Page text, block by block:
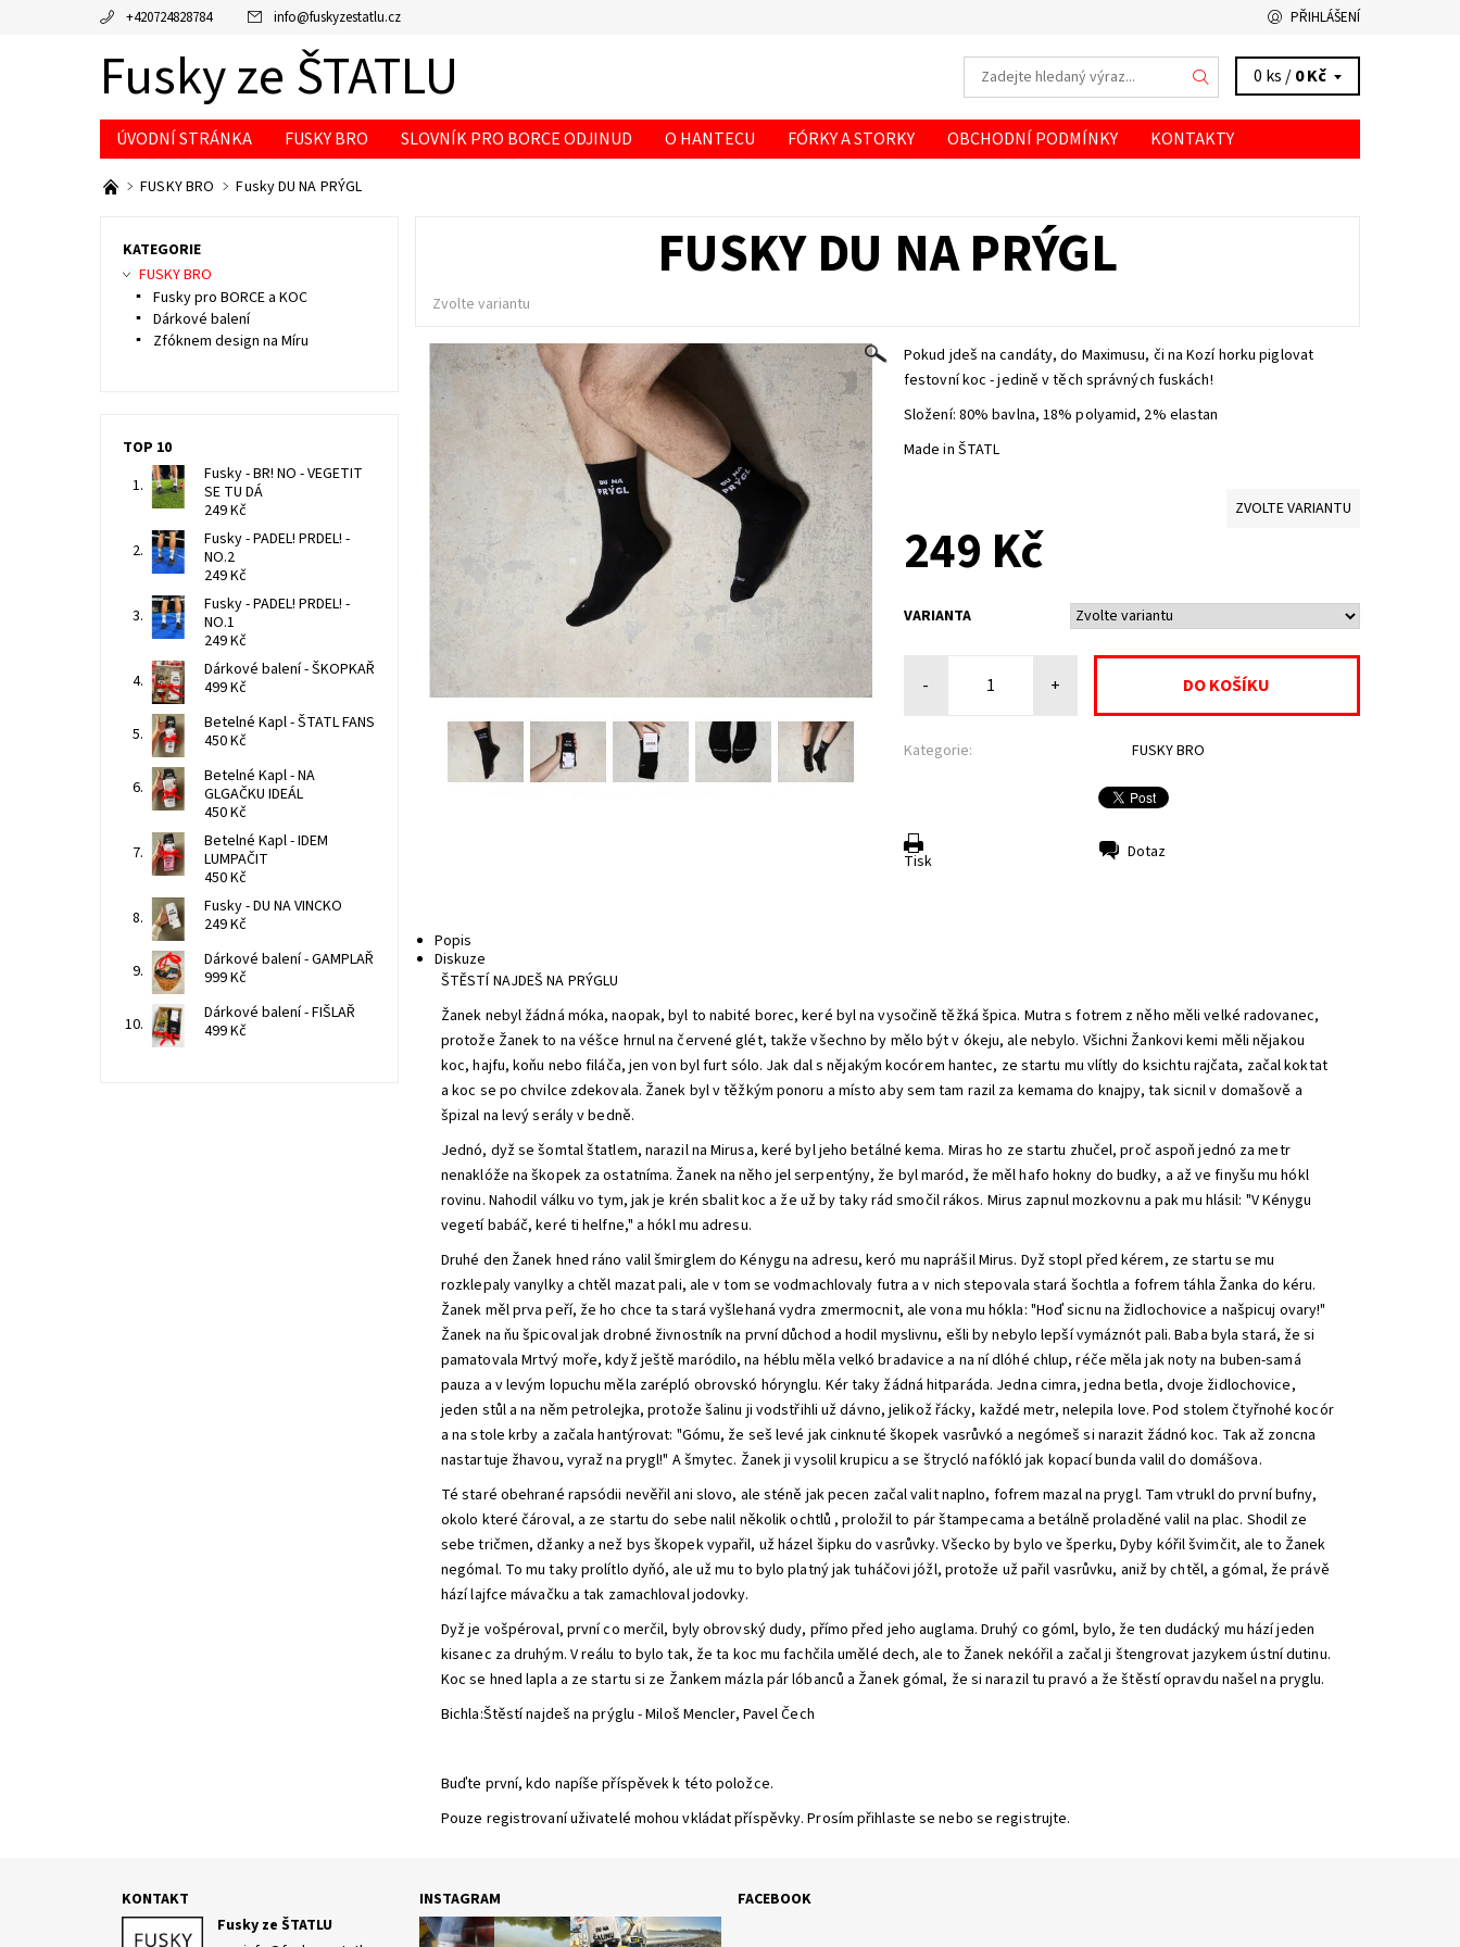
+420724828784 info@fuskyzestatlu.cz PŘIHLÁŠENÍ
Fusky ze ŠTATLU 0 ks /0 Kč
ÚVODNÍ STRÁNKA FUSKY BRO SLOVNÍK PRO BORCE ODJINUD O HANTECU FÓRKY A STORKY OBCHODNÍ PODMÍNKY KONTAKTY
FUSKY BRO Fusky DU NA PRÝGL
FUSKY DU NA PRÝGL
Zvolte variantu
Pokud jdeš na candáty, do Maximusu, či na Kozí horku piglovat
festovní koc - jedině v těch správných fuskách!
Složení: 80% bavlna, 18% polyamid, 2% elastan
Made in ŠTATL
ZVOLTE VARIANTU
249 Kč
VARIANTA
- +
Kategorie: FUSKY BRO
Tisk Dotaz
Popis
Diskuze
ŠTĚSTÍ NAJDEŠ NA PRÝGLU
Žanek nebyl žádná móka, naopak, byl to nabité borec, keré byl na vysočině těžká špica. Mutra s fotrem z něho měli velké radovanec,
protože Žanek to na véšce hrnul na červené glét, takže všechno by mělo být v ókeju, ale nebylo. Všichni Žankovi kemi měli nějakou
koc, hajfu, koňu nebo filáča, jen von byl furt sólo. Jak dal s nějakým kocórem hantec, ze startu mu vlítly do ksichtu rajčata, začal koktat
a koc se po chvilce zdekovala. Žanek byl v těžkým ponoru a místo aby sem tam razil za kemama do knajpy, tak sicnil v domašově a
špizal na levý serály v bedně.
Jednó, dyž se šomtal štatlem, narazil na Mirusa, keré byl jeho betálné kema. Miras ho ze startu zhučel, proč aspoň jednó za metr
nenaklóže na škopek za ostatníma. Žanek na něho jel serpentýny, že byl maród, že měl hafo hokny do budky, a až ve finyšu mu hókl
rovinu. Nahodil válku vo tym, jak je krén sbalit koc a že už by taky rád smočil rákos. Mirus zapnul mozkovnu a pak mu hlásil: "V Kénygu
vegetí babáč, keré ti helfne," a hókl mu adresu.
Druhé den Žanek hned ráno valil šmirglem do Kénygu na adresu, keró mu naprášil Mirus. Dyž stopl před kérem, ze startu se mu
rozklepaly vanylky a chtěl mazat pali, ale v tom se vodmachlovaly futra a v nich stepovala stará šochtla a fofrem táhla Žanka do kéru.
Žanek měl prva peří, že ho chce ta stará vyšlehaná vydra zmermocnit, ale vona mu hókla: "Hoď sicnu na židlochovice a našpicuj ovary!"
Žanek na ňu špicoval jak drobné živnostník na první důchod a hodil myslivnu, ešli by nebylo lepší vymáznót pali. Baba byla stará, že si
pamatovala Mrtvý moře, když ještě maródilo, na héblu měla velkó bradavice a na ní dlóhé chlup, réče měla jak noty na buben-samá
pauza a v levým lopuchu měla zarépló obrovskó hórynglu. Kér taky žádná hitparáda. Jedna cimra, jedna betla, dvoje židlochovice,
jeden stůl a na něm petrolejka, protože šalinu ji vodstřihli už dávno, jelikož řácky, každé metr, nelepila love. Pod stolem čtyřnohé kocór
a na stole krby a začala hantýrovat: "Gómu, že seš levé jak cinknuté škopek vasrůvkó a negómeš si narazit žádnó koc. Tak až zoncna
nastartuje žhavou, vyraž na prygl!" A šmytec. Žanek ji vysolil krupicu a se štrycló nafókló jak kopací bunda valil do domášova.
Té staré obehrané rapsódii nevěřil ani slovo, ale sténě jak pecen začal valit naplno, fofrem mazal na prygl. Tam vtrukl do první bufny,
okolo které čároval, a ze startu do sebe nalil několik ochtlů , proložil to pár štampecama a betálně proladěné valil na plac. Shodil ze
sebe tričmen, džanky a než bys škopek vypařil, už házel šipku do vasrůvky. Všecko by bylo ve šperku, Dyby kóřil švimčit, ale to Žanek
negómal. To mu taky prolítlo dyňó, ale už mu to bylo platný jak tuháčovi jóžl, protože už pařil vasrůvku, aniž by chtěl, a gómal, že právě
hází lajfce mávačku a tak zamachloval jodovky.
Dyž je vošpéroval, první co merčil, byly obrovský dudy, přímo před jeho auglama. Druhý co góml, bylo, že ten dudácký mu hází jeden
kisanec za druhým. V reálu to bylo tak, že ta koc mu fachčila umělé dech, ale to Žanek nekóřil a začal ji štengrovat jazykem ústní dutinu.
Koc se hned lapla a ze startu si ze Žankem mázla pár lóbanců a Žanek gómal, že si narazil tu pravó a že štěstí opravdu našel na pryglu.
Bichla:Štěstí najdeš na prýglu - Miloš Mencler, Pavel Čech
Buďte první, kdo napíše příspěvek k této položce.
Pouze registrovaní uživatelé mohou vkládat příspěvky. Prosímpřihlaste se nebo seregistrujte.
KATEGORIE
FUSKY BRO
Fusky pro BORCE a KOC
Dárkové balení
Zfóknem design na Míru
TOP 10
Fusky - BR! NO - VEGETIT
SE TU DÁ
249 Kč
Fusky - PADEL! PRDEL! -
NO.2
249 Kč
Fusky - PADEL! PRDEL! -
NO.1
249 Kč
Dárkové balení - ŠKOPKAŘ
499 Kč
Betelné Kapl - ŠTATL FANS
450 Kč
Betelné Kapl - NA
GLGAČKU IDEÁL
450 Kč
Betelné Kapl - IDEM
LUMPAČIT
450 Kč
Fusky - DU NA VINCKO
249 Kč
Dárkové balení - GAMPLAŘ
999 Kč
Dárkové balení - FIŠLAŘ
499 Kč
KONTAKT
Fusky ze ŠTATLU
INSTAGRAM FACEBOOK